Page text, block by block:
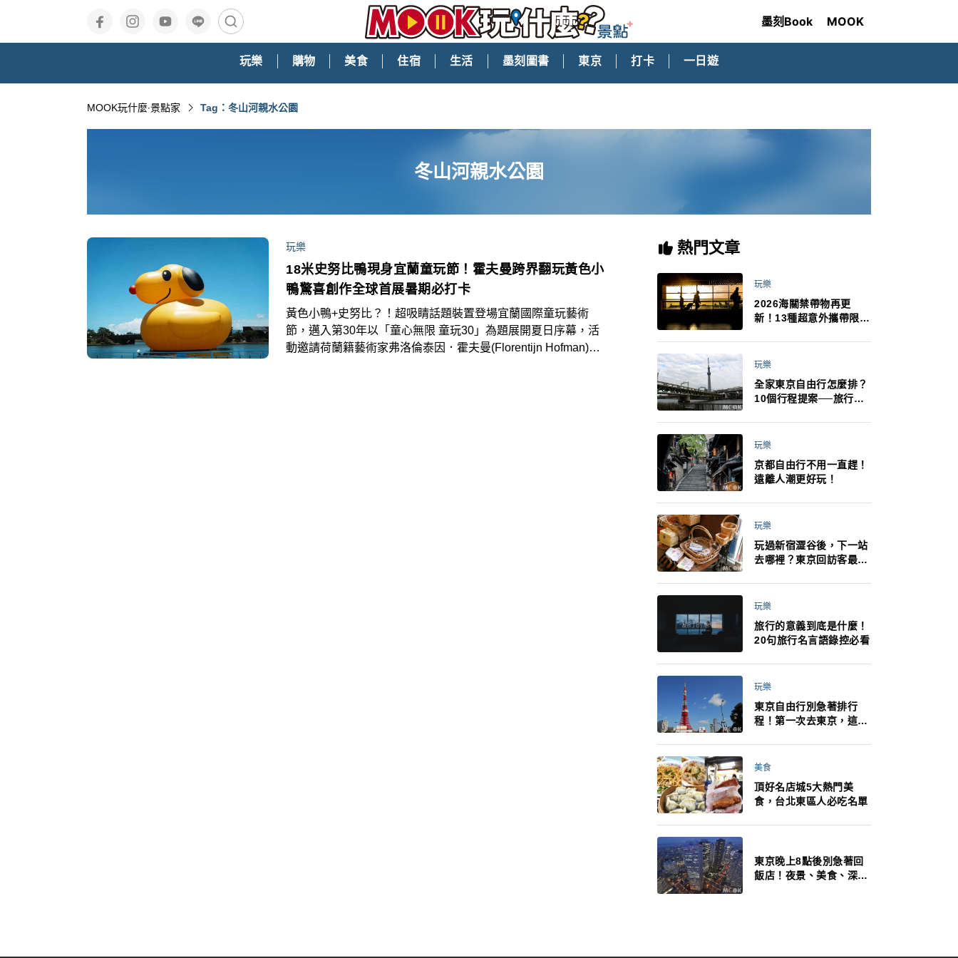
墨刻Book MOOK
玩樂 購物 美食 住宿 生活 墨刻圖書 東京 打卡 一日遊
MOOK玩什麼‧景點家 Tag：冬山河親水公園
冬山河親水公園
玩樂
18米史努比鴨現身宜蘭童玩節！霍夫曼跨界翻玩黃色小
鴨驚喜創作全球首展暑期必打卡
黃色小鴨+史努比？！超吸睛話題裝置登場宜蘭國際童玩藝術
節，邁入第30年以「童心無限 童玩30」為題展開夏日序幕，活
動邀請荷蘭籍藝術家弗洛倫泰因．霍夫曼(Florentijn Hofman)跨
熱門文章
玩樂
2026海關禁帶物再更
新！13種超意外攜帶限
最高還罰百萬！注意事項
玩樂
全家東京自由行怎麼排？
10個行程提案──旅行不
法！
玩樂
京都自由行不用一直趕！
遠離人潮更好玩！
玩樂
玩過新宿澀谷後，下一站
去哪裡？東京回訪客最推
玩樂
旅行的意義到底是什麼！
20句旅行名言語錄控必看
玩樂
東京自由行別急著排行
程！第一次去東京，這10
美食
頂好名店城5大熱門美
食，台北東區人必吃名單
東京晚上8點後別急著回
飯店！夜景、美食、深夜